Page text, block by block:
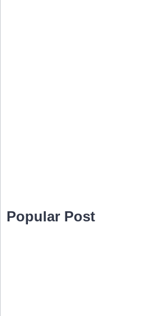
Popular Post